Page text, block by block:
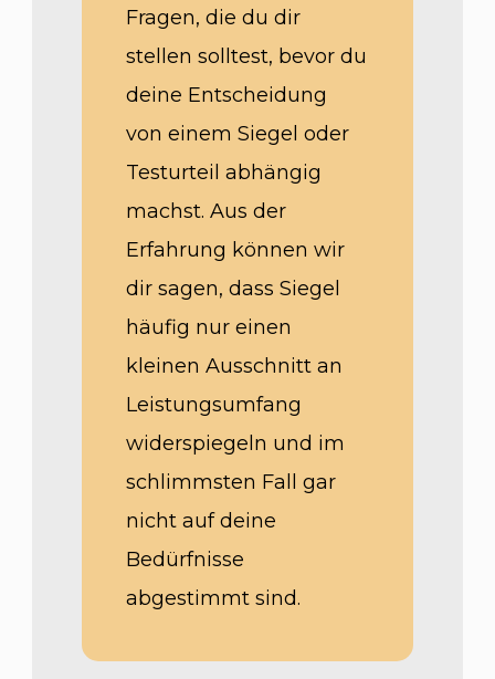
Fragen, die du dir
stellen solltest, bevor du
deine Entscheidung
von einem Siegel oder
Testurteil abhängig
machst. Aus der
Erfahrung können wir
dir sagen, dass Siegel
häufig nur einen
kleinen Ausschnitt an
Leistungsumfang
widerspiegeln und im
schlimmsten Fall gar
nicht auf deine
Bedürfnisse
abgestimmt sind.